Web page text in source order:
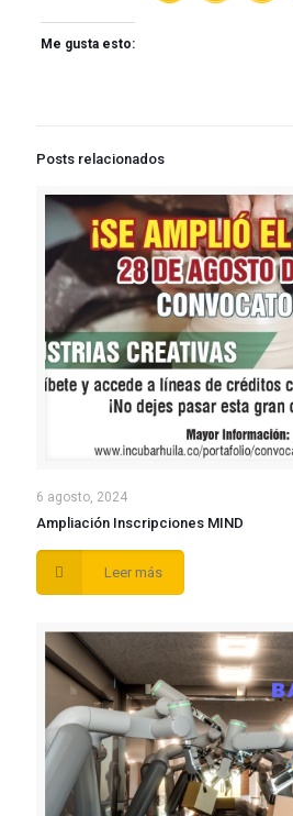
Me gusta esto:
Posts relacionados
6 agosto, 2024
Ampliación Inscripciones MIND
Leer más